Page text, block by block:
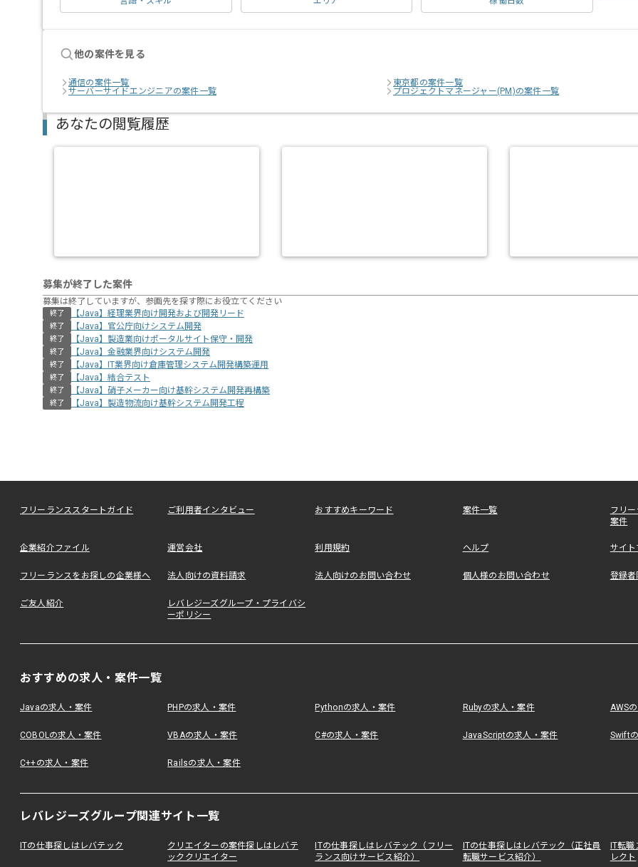
他の案件を見る
通信の案件一覧
東京都の案件一覧
サーバーサイドエンジニアの案件一覧
プロジェクトマネージャー(PM)の案件一覧
あなたの閲覧履歴
募集が終了した案件
募集は終了していますが、参画先を探す際にお役立てください
終了 【Java】経理業界向け開発および開発リード
終了 【Java】官公庁向けシステム開発
終了 【Java】製造業向けポータルサイト保守・開発
終了 【Java】金融業界向けシステム開発
終了 【Java】IT業界向け倉庫管理システム開発構築運用
終了 【Java】結合テスト
終了 【Java】硝子メーカー向け基幹システム開発再構築
終了 【Java】製造物流向け基幹システム開発工程
フリーランススタートガイド ご利用者インタビュー おすすめキーワード 案件一覧
フリ
案件
企業紹介ファイル 運営会社 利用規約 ヘルプ サイ
フリーランスをお探しの企業様へ 法人向けの資料請求 法人向けのお問い合わせ 個人様のお問い合わせ 登録者
ご友人紹介
レバレジーズグループ・プライバシ
ーポリシー
おすすめの求人・案件一覧
Javaの求人・案件 PHPの求人・案件 Pythonの求人・案件 Rubyの求人・案件 AWS
COBOLの求人・案件 VBAの求人・案件 C#の求人・案件 JavaScriptの求人・案件 Swift
C++の求人・案件 Railsの求人・案件
レバレジーズグループ関連サイト一覧
ITの仕事探しはレバテック
クリエイターの案件探しはレバテ
ッククリエイター
ITの仕事探しはレバテック（フリー
ランス向けサービス紹介）
ITの仕事探しはレバテック（正社員
転職サービス紹介）
IT転
レクト